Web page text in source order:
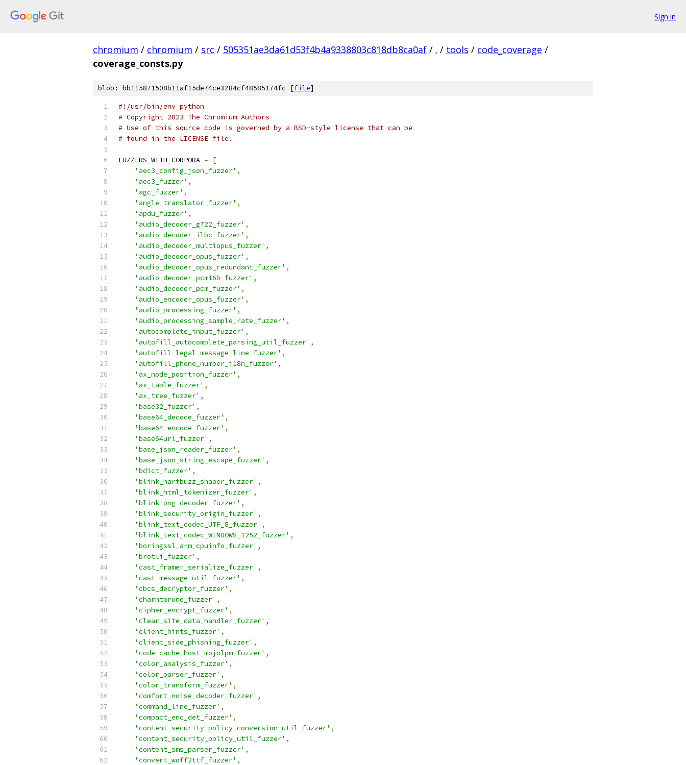
Sign in
chromium / chromium / src / 505351ae3da61d53f4b4a9338803c818db8ca0af / . / tools / code_coverage /
coverage_consts.py
blob: bb115871508b11af15de74ce3284cf48585174fc [file]
#!/usr/bin/env python
# Copyright 2023 The Chromium Authors
# Use of this source code is governed by a BSD-style license that can be
# found in the LICENSE file.
FUZZERS_WITH_CORPORA =
[
'aec3_config_json_fuzzer' ,
'aec3_fuzzer' ,
'agc_fuzzer' ,
'angle_translator_fuzzer' ,
'apdu_fuzzer' ,
'audio_decoder_g722_fuzzer' ,
'audio_decoder_ilbc_fuzzer' ,
'audio_decoder_multiopus_fuzzer' ,
'audio_decoder_opus_fuzzer' ,
'audio_decoder_opus_redundant_fuzzer' ,
'audio_decoder_pcm16b_fuzzer' ,
'audio_decoder_pcm_fuzzer' ,
'audio_encoder_opus_fuzzer' ,
'audio_processing_fuzzer' ,
'audio_processing_sample_rate_fuzzer' ,
'autocomplete_input_fuzzer' ,
'autofill_autocomplete_parsing_util_fuzzer' ,
'autofill_legal_message_line_fuzzer' ,
'autofill_phone_number_i18n_fuzzer' ,
'ax_node_position_fuzzer' ,
'ax_table_fuzzer' ,
'ax_tree_fuzzer' ,
'base32_fuzzer' ,
'base64_decode_fuzzer' ,
'base64_encode_fuzzer' ,
'base64url_fuzzer' ,
'base_json_reader_fuzzer' ,
'base_json_string_escape_fuzzer' ,
'bdict_fuzzer' ,
'blink_harfbuzz_shaper_fuzzer' ,
'blink_html_tokenizer_fuzzer' ,
'blink_png_decoder_fuzzer' ,
'blink_security_origin_fuzzer' ,
'blink_text_codec_UTF_8_fuzzer' ,
'blink_text_codec_WINDOWS_1252_fuzzer' ,
'boringssl_arm_cpuinfo_fuzzer' ,
'brotli_fuzzer' ,
'cast_framer_serialize_fuzzer' ,
'cast_message_util_fuzzer' ,
'cbcs_decryptor_fuzzer' ,
'charntorune_fuzzer' ,
'cipher_encrypt_fuzzer' ,
'clear_site_data_handler_fuzzer' ,
'client_hints_fuzzer' ,
'client_side_phishing_fuzzer' ,
'code_cache_host_mojolpm_fuzzer' ,
'color_analysis_fuzzer' ,
'color_parser_fuzzer' ,
'color_transform_fuzzer' ,
'comfort_noise_decoder_fuzzer' ,
'command_line_fuzzer' ,
'compact_enc_det_fuzzer' ,
'content_security_policy_conversion_util_fuzzer' ,
'content_security_policy_util_fuzzer' ,
'content_sms_parser_fuzzer' ,
'convert_woff2ttf_fuzzer' ,